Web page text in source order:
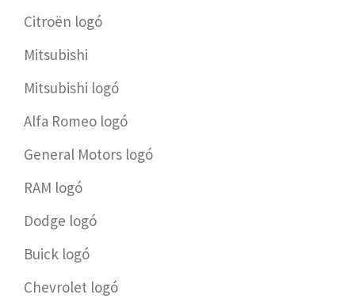
Citroën logó
Mitsubishi
Mitsubishi logó
Alfa Romeo logó
General Motors logó
RAM logó
Dodge logó
Buick logó
Chevrolet logó